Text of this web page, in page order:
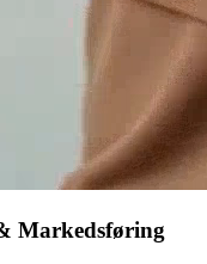
Markedsføring